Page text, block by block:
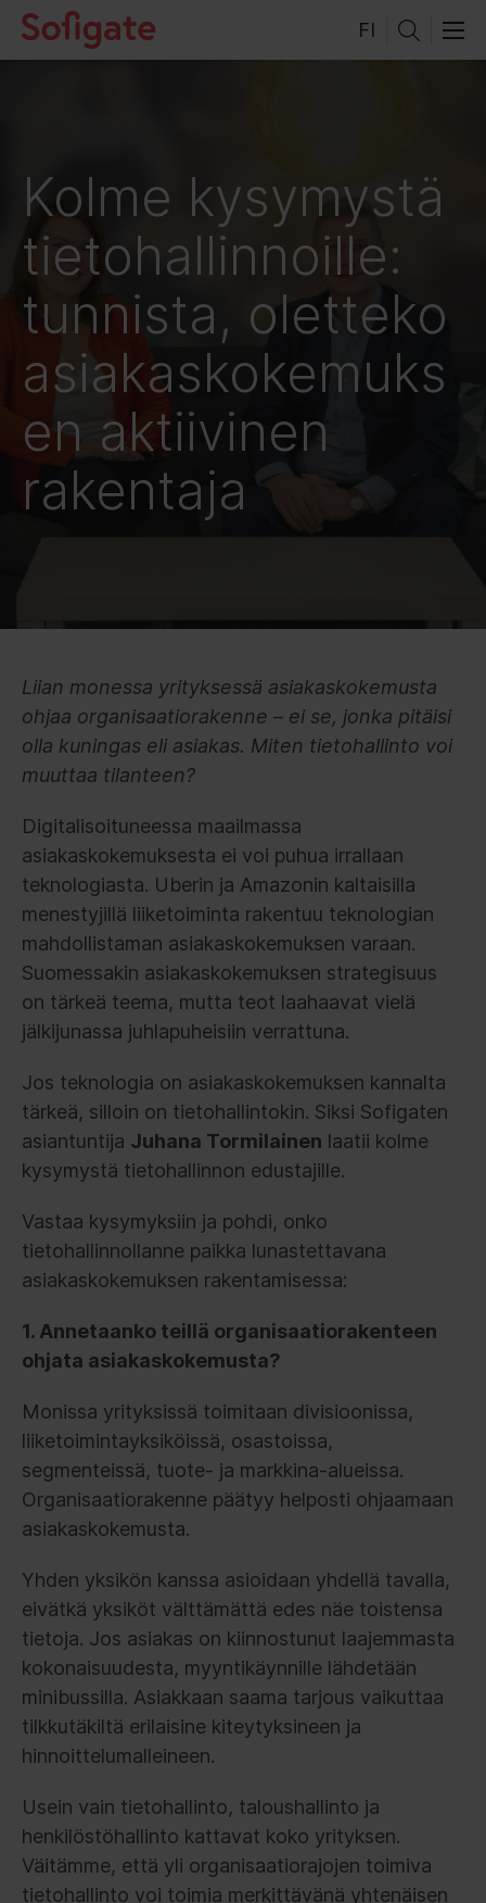
Hyppää
sisältöön
FI
Kolme kysymystä
tietohallinnoille:
tunnista, oletteko
asiakaskokemuks
en aktiivinen
rakentaja
Liian monessa yrityksessä asiakaskokemusta
ohjaa organisaatiorakenne – ei se, jonka pitäisi
olla kuningas eli asiakas. Miten tietohallinto voi
muuttaa tilanteen?
Digitalisoituneessa maailmassa
asiakaskokemuksesta ei voi puhua irrallaan
teknologiasta. Uberin ja Amazonin kaltaisilla
menestyjillä liiketoiminta rakentuu teknologian
mahdollistaman asiakaskokemuksen varaan.
Suomessakin asiakaskokemuksen strategisuus
on tärkeä teema, mutta teot laahaavat vielä
jälkijunassa juhlapuheisiin verrattuna.
Jos teknologia on asiakaskokemuksen kannalta
tärkeä, silloin on tietohallintokin. Siksi Sofigaten
asiantuntija Juhana Tormilainen laatii kolme
kysymystä tietohallinnon edustajille.
Vastaa kysymyksiin ja pohdi, onko
tietohallinnollanne paikka lunastettavana
asiakaskokemuksen rakentamisessa:
1. Annetaanko teillä organisaatiorakenteen
ohjata asiakaskokemusta?
Monissa yrityksissä toimitaan divisioonissa,
liiketoimintayksiköissä, osastoissa,
segmenteissä, tuote- ja markkina-alueissa.
Organisaatiorakenne päätyy helposti ohjaamaan
asiakaskokemusta.
Yhden yksikön kanssa asioidaan yhdellä tavalla,
eivätkä yksiköt välttämättä edes näe toistensa
tietoja. Jos asiakas on kiinnostunut laajemmasta
kokonaisuudesta, myyntikäynnille lähdetään
minibussilla. Asiakkaan saama tarjous vaikuttaa
tilkkutäkiltä erilaisine kiteytyksineen ja
hinnoittelumalleineen.
Usein vain tietohallinto, taloushallinto ja
henkilöstöhallinto kattavat koko yrityksen.
Väitämme, että yli organisaatiorajojen toimiva
tietohallinto voi toimia merkittävänä yhtenäisen